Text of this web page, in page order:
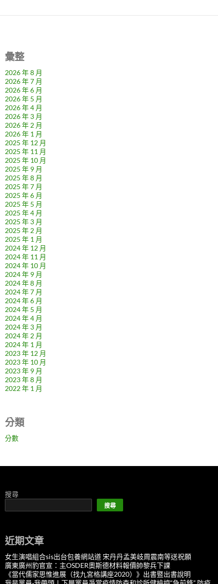
彙整
2026 年 8 月
2026 年 7 月
2026 年 6 月
2026 年 5 月
2026 年 4 月
2026 年 3 月
2026 年 2 月
2026 年 1 月
2025 年 12 月
2025 年 11 月
2025 年 10 月
2025 年 9 月
2025 年 8 月
2025 年 7 月
2025 年 6 月
2025 年 5 月
2025 年 4 月
2025 年 3 月
2025 年 2 月
2025 年 1 月
2024 年 12 月
2024 年 11 月
2024 年 10 月
2024 年 9 月
2024 年 8 月
2024 年 7 月
2024 年 6 月
2024 年 5 月
2024 年 4 月
2024 年 3 月
2024 年 2 月
2024 年 1 月
2023 年 12 月
2023 年 10 月
2023 年 9 月
2023 年 8 月
2022 年 1 月
分類
分數
搜尋
搜尋
近期文章
女生演唱組合sis出台包養網站道 宋丹丹孟美岐周震南等送祝願
廣東廣州豹官宣：主OSDER奧斯德材料報價帥黎兵下課
《當代儒家思惟進展（找九宮格講座2020）》出書暨出書說明